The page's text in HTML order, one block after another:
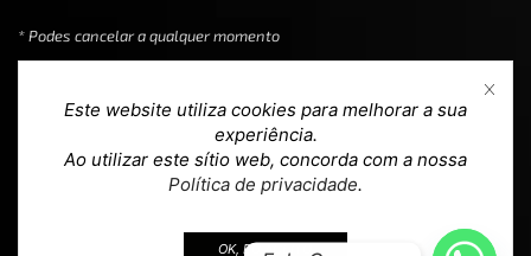
* Podes cancelar a qualquer momento
Copyright © 2023Loja 39. Todos os direitos reservados.
Este website utiliza cookies para melhorar a sua
experiência.
Ao utilizar este sítio web, concorda com a nossa
Política de privacidade.
OK, EU ACEITO.